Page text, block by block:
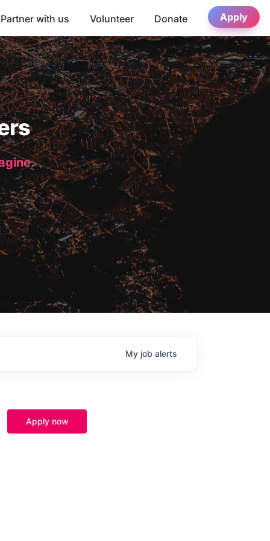
Partner with us Volunteer Donate Apply
My job alerts
Apply now